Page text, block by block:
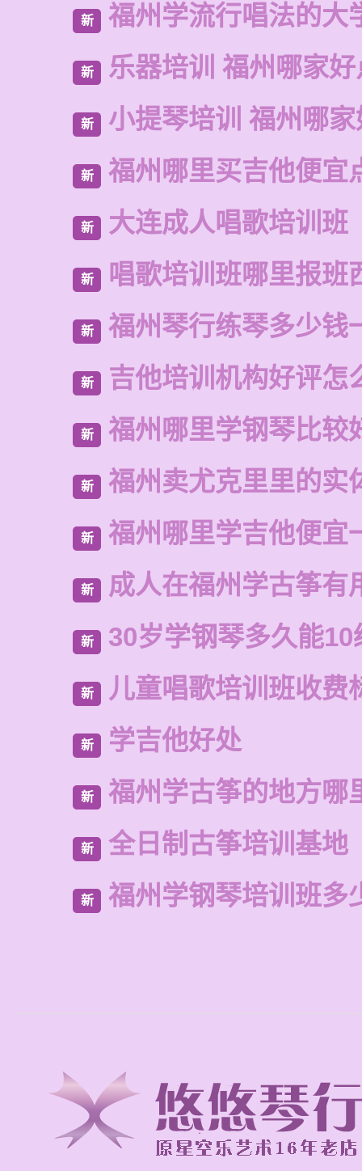
新 福州学流行唱法的大
新 乐器培训 福州哪家好
新 小提琴培训 福州哪
新 福州哪里买吉他便宜
新 大连成人唱歌培训班
新 唱歌培训班哪里报班
新 福州琴行练琴多少钱
新 吉他培训机构好评怎
新 福州哪里学钢琴比较
新 福州卖尤克里里的实
新 福州哪里学吉他便宜
新 成人在福州学古筝有
新 30岁学钢琴多久能10
新 儿童唱歌培训班收费
新 学吉他好处
新 福州学古筝的地方哪
新 全日制古筝培训基地
新 福州学钢琴培训班多